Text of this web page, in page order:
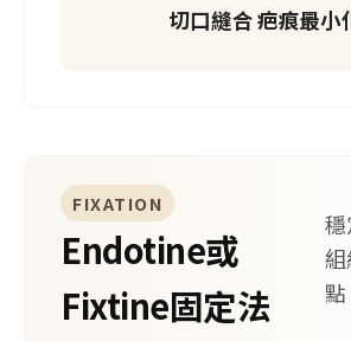
切口縫合疤痕最小
FIXATION
Endotine或
Fixtine固定法
點